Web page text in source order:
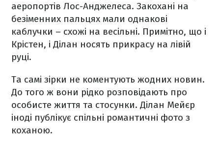
аеропортів Лос-Анджелеса. Закохані на
безіменних пальцях мали однакові
каблучки – схожі на весільні. Примітно, що і
Крістен, і Ділан носять прикрасу на лівій
руці.
Та самі зірки не коментують жодних новин.
До того ж вони рідко розповідають про
особисте життя та стосунки. Ділан Мейєр
іноді публікує спільні романтичні фото з
коханою.